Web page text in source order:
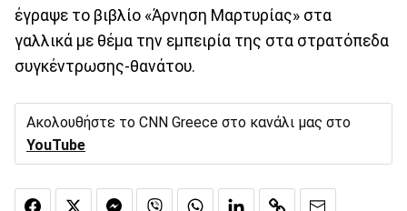
έγραψε το βιβλίο «Άρνηση Μαρτυρίας» στα
γαλλικά με θέμα την εμπειρία της στα στρατόπεδα
συγκέντρωσης-θανάτου.
Ακολουθήστε το CNN Greece στο κανάλι μας στο
YouTube